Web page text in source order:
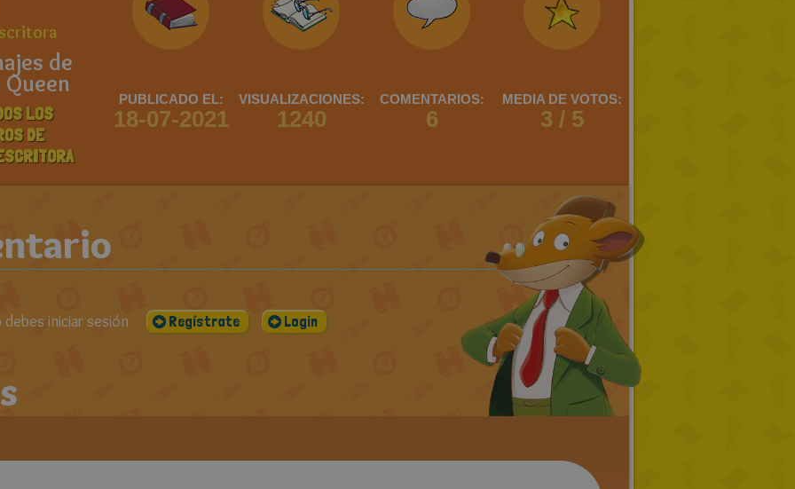
de
Queen
LOS
DE
PUBLICADO EL:
18-07-2021
VISUALIZACIONES:
1240
COMENTARIOS:
6
MEDIA DE VOTOS:
3 / 5
iniciar sesión Regístrate Login